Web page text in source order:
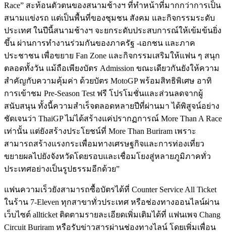
Race” สะท้อนตัวตนของสนามช้างฯ ที่ทำหน้าที่มากกว่าการเป็น
สนามแข่งรถ แต่เป็นพื้นที่ของชุมชน สังคม และกิจกรรมระดับ
ประเทศ ในปีนี้สนามช้างฯ จะยกระดับประสบการณ์ให้เข้มข้นยิ่ง
ขึ้น ผ่านการทำงานร่วมกันของภาครัฐ -เอกชน และภาค
ประชาชน เพื่อขยาย Fan Zone และกิจกรรมเสริมให้แฟน ๆ สนุก
ตลอดทั้งวัน แม้ถือเพียงบัตร Admission ขณะเดียวกันยังให้ความ
สำคัญกับความคุ้มค่า ด้วยบัตร MotoGP พร้อมสิทธิพิเศษ อาทิ
การเข้าชม Pre-Season Test ฟรี โปรโมชั่นและส่วนลดจากผู้
สนับสนุน ทั้งนี้ความสำเร็จตลอดหลายปีที่ผ่านมา ได้พิสูจน์อย่าง
ชัดเจนว่า ThaiGP ไม่ได้สร้างแค่ปรากฏการณ์ More Than A Race
เท่านั้น แต่ยังสร้างประโยชน์ที่ More Than Buriram เพราะ
สามารถสร้างแรงกระเพื่อมทางเศรษฐกิจและการท่องเที่ยว
ขยายผลไปยังจังหวัดโดยรอบและเชื่อมโยงสู่หลายภูมิภาคทั่ว
ประเทศอย่างเป็นรูปธรรมอีกด้วย”
แฟนความเร็วยังสามารถซื้อบัตรได้ที่ Counter Service All Ticket
ในร้าน 7-Eleven ทุกสาขาทั่วประเทศ หรือช่องทางออนไลน์ผ่าน
เว็บไซต์ allticket ติดตามรายละเอียดเพิ่มเติมได้ที่ แฟนเพจ Chang
Circuit Buriram หรือรับข่าวสารผ่านช่องทางไลน์ โดยเพิ่มเพื่อน